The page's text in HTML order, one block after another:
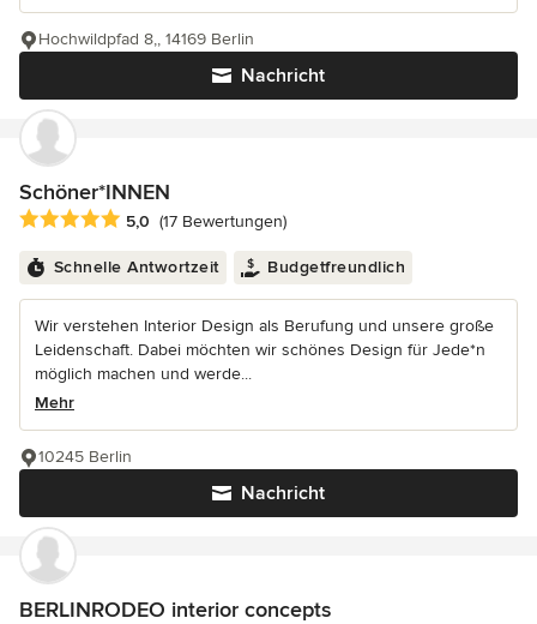
Nachricht
Hochwildpfad 8,, 14169 Berlin
Schöner*INNEN
Durchschnittliche Bewertung: 5 von 5 Sternen
5,0 (17 Bewertungen)
Schnelle Antwortzeit Budgetfreundlich
Wir verstehen Interior Design als Berufung und unsere große
Leidenschaft. Dabei möchten wir schönes Design für Jede*n
möglich machen und werde...
Mehr
Nachricht
10245 Berlin
BERLINRODEO interior concepts